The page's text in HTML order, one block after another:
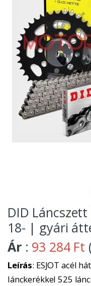
DID
18- | gyári
Ár : 93 284 Ft
Leírás: ESJOT acél
lánckerékkel 525